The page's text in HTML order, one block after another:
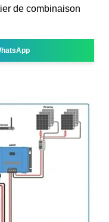
de combinaison